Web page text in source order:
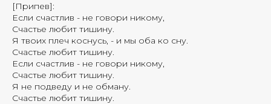
[Припев]:
Если счастлив - не говори никому,
Счастье любит тишину.
Я твоих плеч коснусь, - и мы оба ко сну.
Счастье любит тишину.
Если счастлив - не говори никому,
Счастье любит тишину.
Я не подведу и не обману.
Счастье любит тишину.